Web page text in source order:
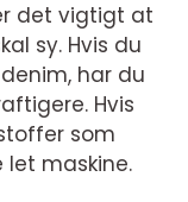
det vigtigt at
sy. Hvis du
har du
Hvis
som
maskine.